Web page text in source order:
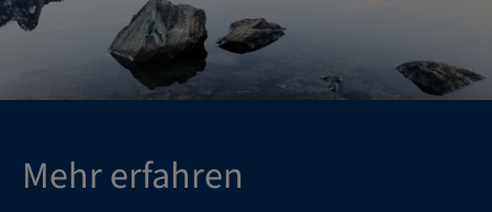
Mehr erfahren